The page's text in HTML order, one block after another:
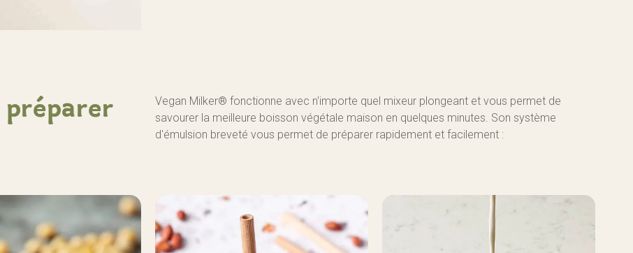
préparer
Vegan Milker® fonctionne avec n'importe quel mixeur plongeant et vous permet de
savourer la meilleure boisson végétale maison en quelques minutes. Son système
d'émulsion breveté vous permet de préparer rapidement et facilement :